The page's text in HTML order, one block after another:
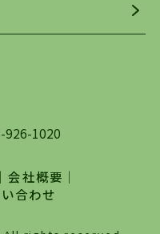
取扱量を誇ってお
ご紹介する、従来
、理想のお部屋を
だいた物件情報に
ッフがサポートさ
ております。私た
お客様との末長い
暮らしから、就
などなど一生涯に
て、地域に密着し
926-1020
｜会社概要 ｜
合わせ